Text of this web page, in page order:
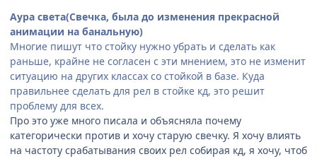
Аура света(Свечка, была до изменения прекрасной
анимации на банальную)
Многие пишут что стойку нужно убрать и сделать как
раньше, крайне не согласен с эти мнением, это не изменит
ситуацию на других классах со стойкой в базе. Куда
правильнее сделать для рел в стойке кд, это решит
проблему для всех.
Про это уже много писала и объясняла почему
категорически против и хочу старую свечку. Я хочу влиять
на частоту срабатывания своих рел собирая кд, я хочу, чтоб